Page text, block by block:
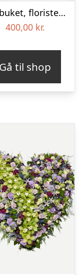
Bårebuket, floristens valg – Blomster til begravelse
400,00 kr.
Gå til shop